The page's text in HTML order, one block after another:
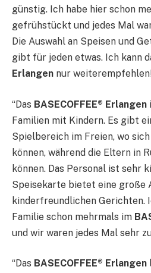
günstig. Ich habe hier schon
gefrühstückt und jedes Mal
Die Auswahl an Speisen und
gibt für jeden etwas. Ich kann
Erlangen nur
“Das BASECOFFEE® Erlangen
Familien mit Kindern. Es gibt
Spielbereich im Freien, wo
können, während die Eltern in
können. Das Personal ist sehr
Speisekarte bietet eine große
kinderfreundlichen Gerichten.
Familie schon mehrmals im
und wir waren jedes Mal sehr
“Das BASECOFFEE® Erlangen